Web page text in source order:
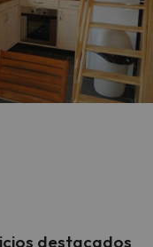
destacados